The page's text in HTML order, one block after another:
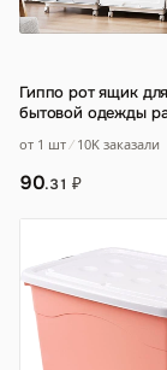
Гиппо рот ящик
бытовой одежды
обработки ящика…
от 1 шт 10K заказали
90.31 ₽